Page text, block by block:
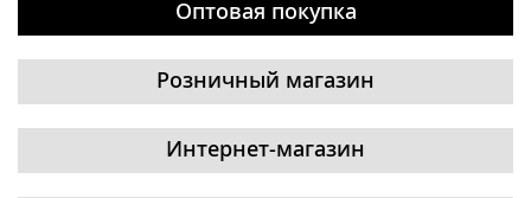
Оптовая покупка
Розничный магазин
Интернет-магазин